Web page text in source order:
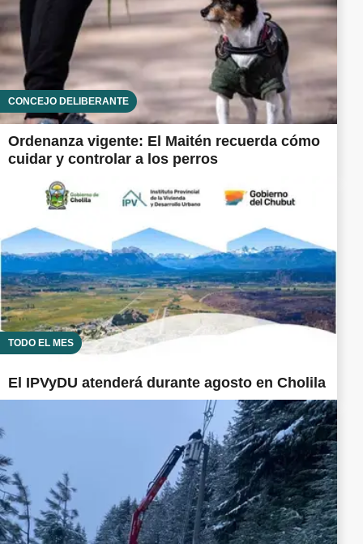
CONCEJO DELIBERANTE
Ordenanza vigente: El Maitén recuerda cómo
cuidar y controlar a los perros
TODO EL MES
El IPVyDU atenderá durante agosto en Cholila